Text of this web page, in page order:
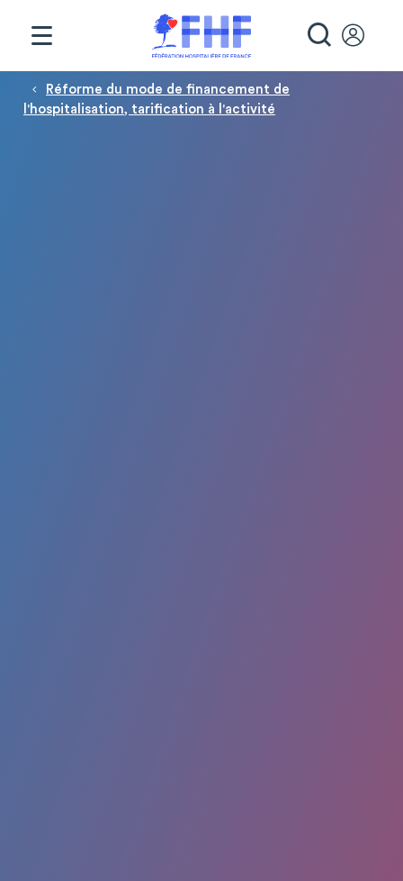
Fil d'Ariane
Réforme du mode de financement de
l'hospitalisation, tarification à l'activité
Panneau de gestion des cookies